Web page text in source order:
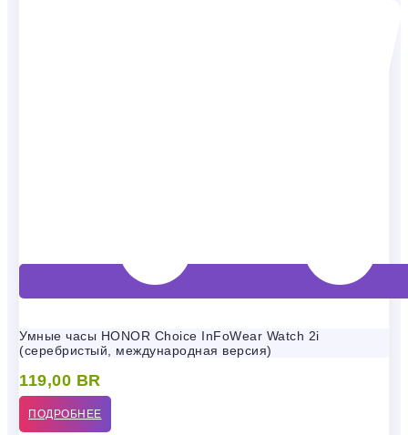
Умные часы HONOR Choice InFoWear Watch 2i
(серебристый, международная версия)
119,00 BR
ПОДРОБНЕЕ